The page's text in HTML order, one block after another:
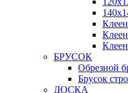
БРУСОК
Обрезной
Брусок
ДОСКА